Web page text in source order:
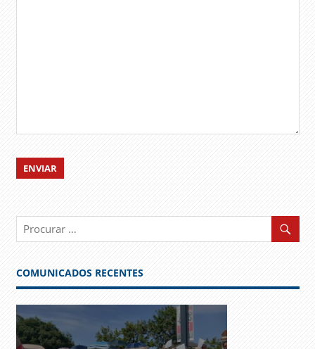
COMUNICADOS RECENTES